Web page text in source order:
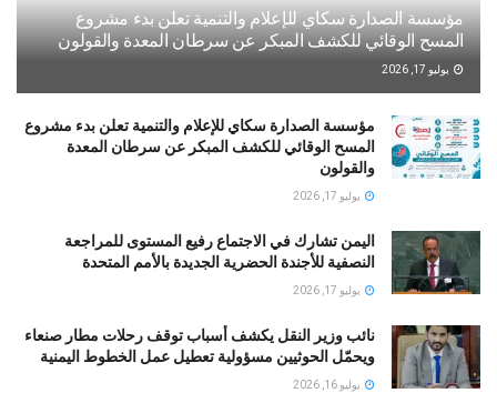
مؤسسة الصدارة سكاي للإعلام والتنمية تعلن بدء مشروع
المسح الوقائي للكشف المبكر عن سرطان المعدة والقولون
يوليو 17, 2026
مؤسسة الصدارة سكاي للإعلام والتنمية تعلن بدء مشروع
المسح الوقائي للكشف المبكر عن سرطان المعدة
والقولون
يوليو 17, 2026
اليمن تشارك في الاجتماع رفيع المستوى للمراجعة
النصفية للأجندة الحضرية الجديدة بالأمم المتحدة
يوليو 17, 2026
نائب وزير النقل يكشف أسباب توقف رحلات مطار صنعاء
ويحمّل الحوثيين مسؤولية تعطيل عمل الخطوط اليمنية
يوليو 16, 2026